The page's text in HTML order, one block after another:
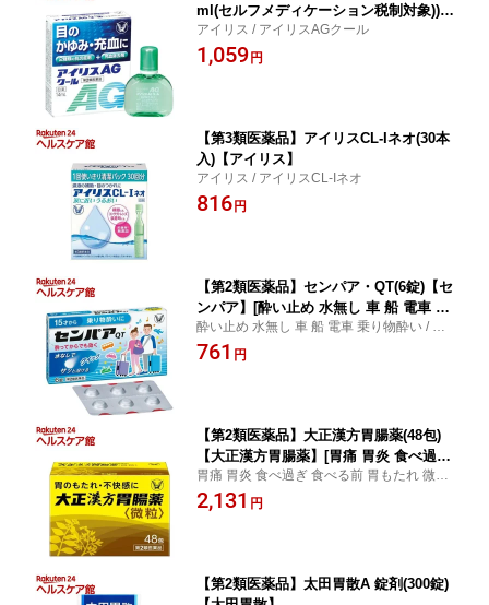
ml(セルフメディケーション税制対象))
【アイリス】
アイリス / アイリスAGクール
1,059円
【第3類医薬品】アイリスCL-Iネオ(30本
入)【アイリス】
アイリス / アイリスCL-Iネオ
816円
【第2類医薬品】センパア・QT(6錠)【セ
ンパア】[酔い止め 水無し 車 船 電車 乗
り物酔い]
酔い止め 水無し 車 船 電車 乗り物酔い / セ
ンパア / センパア・QT
761 円
【第2類医薬品】大正漢方胃腸薬(48包)
【大正漢方胃腸薬】[胃痛 胃炎 食べ過ぎ
食べる前 胃もたれ 微粒]
胃痛 胃炎 食べ過ぎ 食べる前 胃もたれ 微粒
/ 大正漢方胃腸薬 / 大正漢方胃腸薬
2,131 円
【第2類医薬品】太田胃散A 錠剤(300錠)